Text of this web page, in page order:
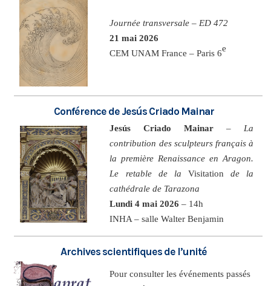
Journée transversale – ED 472
21 mai 2026
CEM UNAM France – Paris 6e
Conférence de Jesús Criado Mainar
Jesús Criado Mainar – La
contribution des sculpteurs français à
la première Renaissance en Aragon.
Le retable de la Visitation de la
cathédrale de Tarazona
Lundi 4 mai 2026 – 14h
INHA – salle Walter Benjamin
Archives scientifiques de l’unité
Pour consulter les événements passés